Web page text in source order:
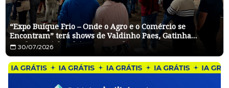
“Expo Buíque Frio – Onde o Agro e o Comércio se
Encontram” terá shows de Valdinho Paes, Gatinha
Manhosa, Ciel Rodrigues e Banda Feras
30/07/2026